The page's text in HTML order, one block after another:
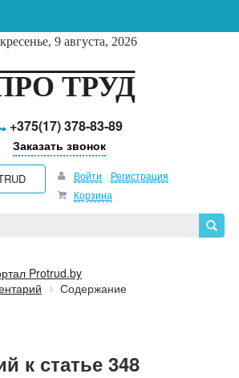
9 августа, 2026
ТРУД
+375(17) 378-83-89
Заказать звонок
Войти
Регистрация
Корзина
Protrud.by
Содержание
к статье 348